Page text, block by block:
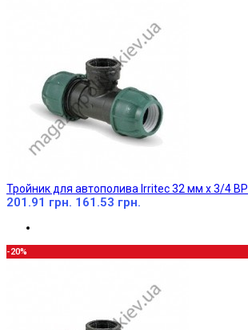
Тройник для автополива Irritec 32 мм х 3/4 ВР
201.91 грн. 161.53 грн.
-20%